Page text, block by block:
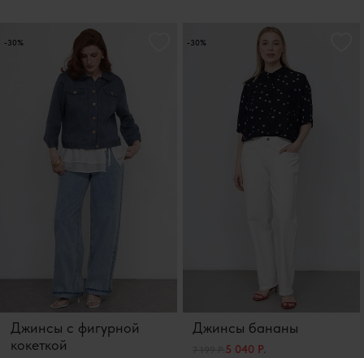
-30%
Джинсы с фигурной
кокеткой
-30%
Джинсы бананы
5 040 Р.